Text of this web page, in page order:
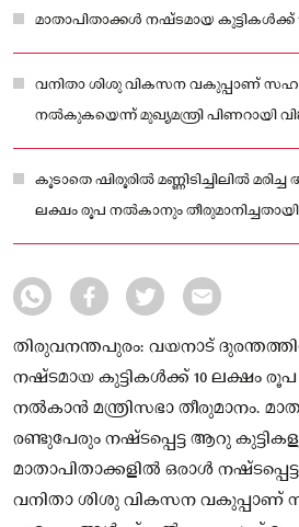
മാതാപിതാക്കള്‍ നഷ്ടമായ
വനിതാ ശിശു വികസന വകുപ്പാണ്
നല്‍കുകയെന്ന് മുഖ്യമന്ത്രി പിണറായി
കൂടാതെ ഷിരൂരില്‍ മണ്ണിടിച്ചിലില്‍
ലക്ഷം രൂപ നല്‍കാനും തീരുമാനിച്ചതായി
തിരുവനന്തപുരം: വയനാട്
നഷ്ടമായ കുട്ടികള്‍ക്ക് 10 ലക്ഷം
നല്‍കാന്‍ മന്ത്രിസഭാ തീരുമാനം.
രണ്ടുപേരും നഷ്ടപ്പെട്ട ആറു
മാതാപിതാക്കളില്‍ ഒരാള്‍
വനിതാ ശിശു വികസന വകുപ്പാണ്